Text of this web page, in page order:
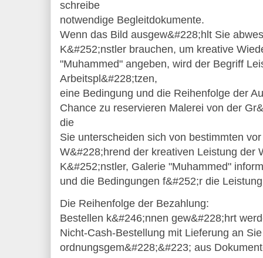
schreibe
notwendige Begleitdokumente.
Wenn das Bild ausgew&#228;hlt Sie
K&#252;nstler brauchen, um kreative
"Muhammed" angeben, wird der Begriff
Arbeitspl&#228;tzen,
eine Bedingung und die Reihenfolge der
Chance zu reservieren Malerei von der
die
Sie unterscheiden sich von bestimmten
W&#228;hrend der kreativen Leistung der
K&#252;nstler, Galerie "Muhammed"
und die Bedingungen f&#252;r die
Die Reihenfolge der Bezahlung:
Bestellen k&#246;nnen gew&#228;hrt
Nicht-Cash-Bestellung mit Lieferung an
ordnungsgem&#228;&#223; aus